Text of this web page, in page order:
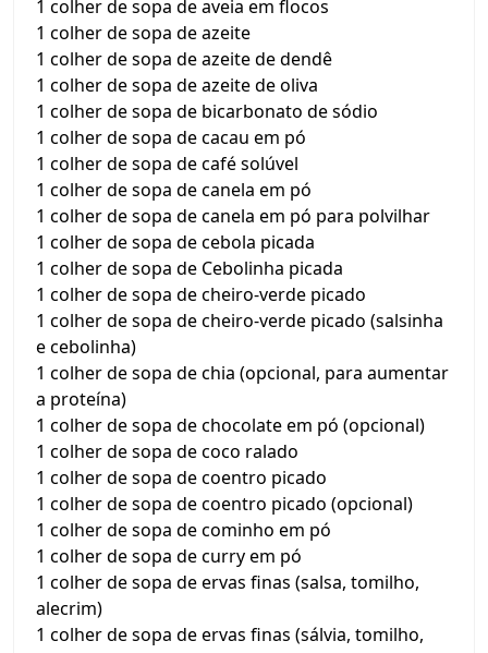
1 colher de sopa de aveia em flocos
1 colher de sopa de azeite
1 colher de sopa de azeite de dendê
1 colher de sopa de azeite de oliva
1 colher de sopa de bicarbonato de sódio
1 colher de sopa de cacau em pó
1 colher de sopa de café solúvel
1 colher de sopa de canela em pó
1 colher de sopa de canela em pó para polvilhar
1 colher de sopa de cebola picada
1 colher de sopa de Cebolinha picada
1 colher de sopa de cheiro-verde picado
1 colher de sopa de cheiro-verde picado (salsinha
e cebolinha)
1 colher de sopa de chia (opcional, para aumentar
a proteína)
1 colher de sopa de chocolate em pó (opcional)
1 colher de sopa de coco ralado
1 colher de sopa de coentro picado
1 colher de sopa de coentro picado (opcional)
1 colher de sopa de cominho em pó
1 colher de sopa de curry em pó
1 colher de sopa de ervas finas (salsa, tomilho,
alecrim)
1 colher de sopa de ervas finas (sálvia, tomilho,